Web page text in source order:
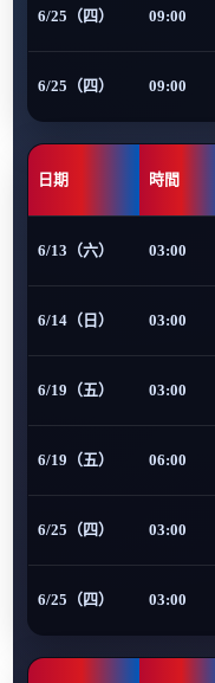
6/25（四） 09:00
6/25（四） 09:00
日期 時間
6/13（六） 03:00
6/14（日） 03:00
6/19（五） 03:00
6/19（五） 06:00
6/25（四） 03:00
6/25（四） 03:00